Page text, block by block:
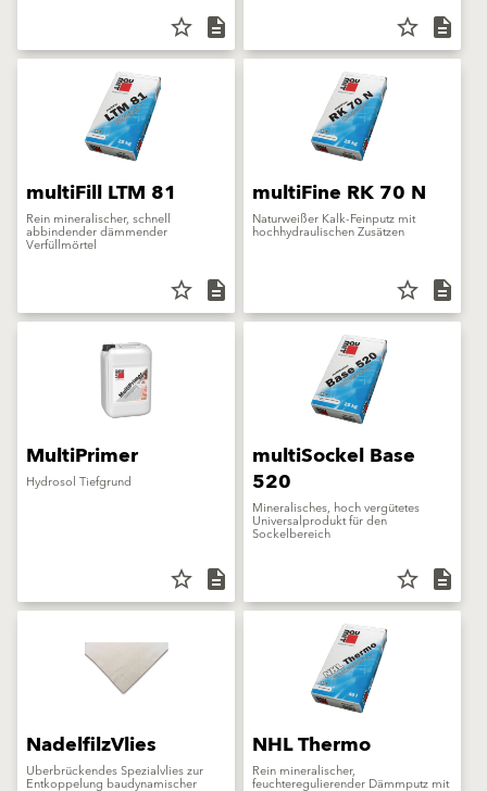
star_border description star_border description
multiFill LTM 81
Rein mineralischer, schnell
abbindender dämmender
Verfüllmörtel
star_border description
multiFine RK 70 N
Naturweißer Kalk-Feinputz mit
hochhydraulischen Zusätzen
star_border description
MultiPrimer
Hydrosol Tiefgrund
star_border description
multiSockel Base
520
Mineralisches, hoch vergütetes
Universalprodukt für den
Sockelbereich
star_border description
NadelfilzVlies
Überbrückendes Spezialvlies zur
Entkoppelung baudynamischer
NHL Thermo
Rein mineralischer,
feuchteregulierender Dämmputz mit